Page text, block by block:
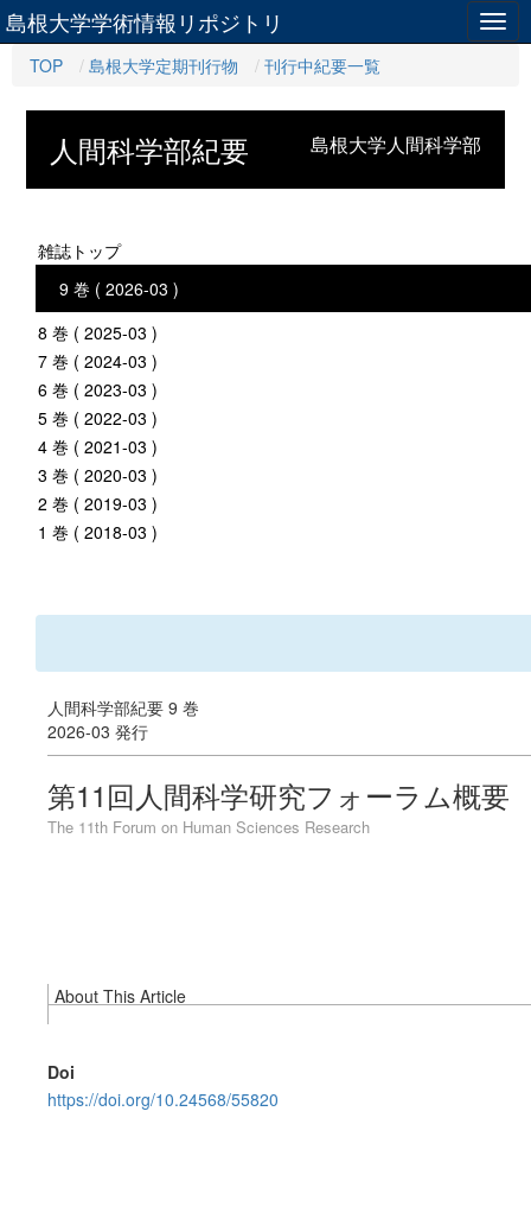
島根大学学術情報リポジトリ
TOP 島根大学定期刊行物 刊行中紀要一覧
島根大学人間科学部
人間科学部紀要
雑誌トップ
9 巻 ( 2026-03 )
8 巻 ( 2025-03 )
7 巻 ( 2024-03 )
6 巻 ( 2023-03 )
5 巻 ( 2022-03 )
4 巻 ( 2021-03 )
3 巻 ( 2020-03 )
2 巻 ( 2019-03 )
1 巻 ( 2018-03 )
人間科学部紀要 9 巻
2026-03 発行
第11回人間科学研究フォーラム概要
The 11th Forum on Human Sciences Research
About This Article
Doi
https://doi.org/10.24568/55820